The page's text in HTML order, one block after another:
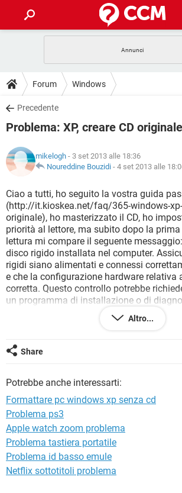
INTRATTENIMENTO
iOS
INSTAGRAM WHATSAPP
TIKTOK
HARDWARE
GUIDE
COVID-19
INSTAGRAM
HARDWARE
DOWNLOAD
COVID-19 GAMING
INTRATTENIMENTO
iOS WINDOWS
INSTAGRAM WHATSAPP
TIKTOK FACEBOOK
HARDWARE
COVID-19
iOS WINDOWS
INSTAGRAM WHATSAPP
TIKTOK FACEBOOK
HARDWARE
GLOSSARIO
COVID-19 GAMING
INTRATTENIMENTO ANDROID
iOS WINDOWS
INSTAGRAM WHATSAPP
TIKTOK FACEBOOK
HARDWARE
Forum Windows
Precedente
Problema: XP, creare CD
mikelogh - 3 set 2013 alle 18:36
Noureddine Bouzidi - 4 set 2013 alle
Ciao a tutti, ho seguito la vostra guida
(http://it.kioskea.net/faq/365-windows-
originale), ho masterizzato il CD, ho
priorità al lettore, ma subito dopo la
lettura mi compare il seguente
disco rigido installata nel computer.
rigidi siano alimentati e connessi
e che la configurazione hardware relativa
corretta. Questo controllo potrebbe
un programma di installazione o di
produttore." Che devo fare? Non mi
particolari errori... FORSE perchè quando
partizione C da fat32 in NTFS?? Non
ragazzi!
Altro...
Share
Potrebbe anche interessarti:
Formattare pc windows xp senza cd
Problema ps3
Apple watch zoom problema
Problema tastiera portatile
Problema id basso emule
Netflix sottotitoli problema